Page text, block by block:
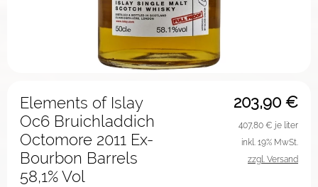
203,90 €
Elements of Islay
Oc6 Bruichladdich
Octomore 2011 Ex-
Bourbon Barrels
58,1% Vol
407,80 € je liter
inkl. 19% MwSt.
zzgl. Versand